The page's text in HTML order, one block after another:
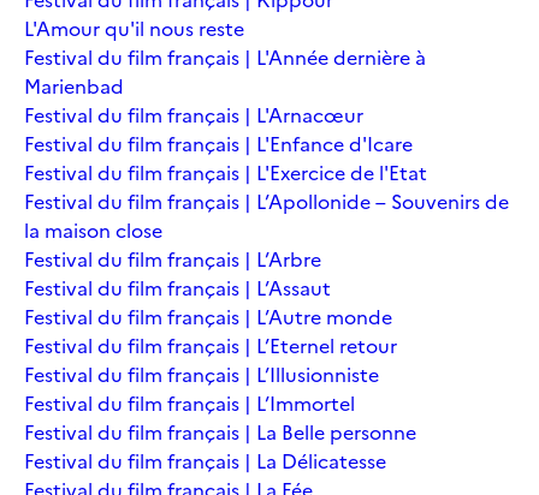
L'Amour qu'il nous reste
Festival du film français | L'Année dernière à
Marienbad
Festival du film français | L'Arnacœur
Festival du film français | L'Enfance d'Icare
Festival du film français | L'Exercice de l'Etat
Festival du film français | L’Apollonide – Souvenirs de
la maison close
Festival du film français | L’Arbre
Festival du film français | L’Assaut
Festival du film français | L’Autre monde
Festival du film français | L’Eternel retour
Festival du film français | L’Illusionniste
Festival du film français | L’Immortel
Festival du film français | La Belle personne
Festival du film français | La Délicatesse